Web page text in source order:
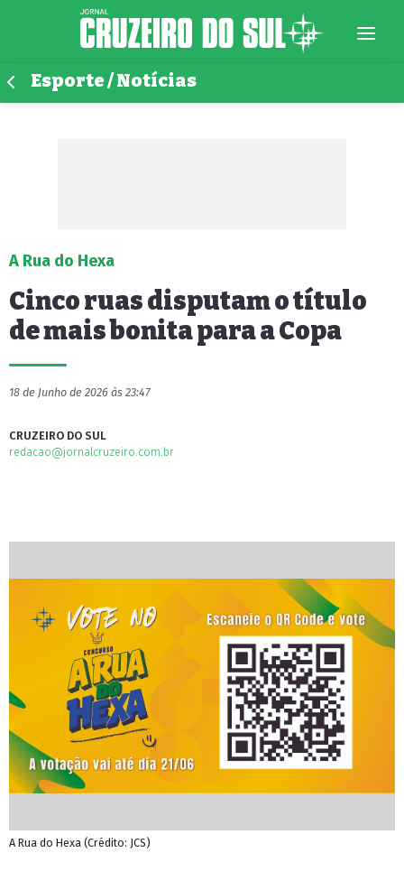
Esporte / Notícias
A Rua do Hexa
Cinco ruas disputam o título
de mais bonita para a Copa
18 de Junho de 2026 às 23:47
CRUZEIRO DO SUL
redacao@jornalcruzeiro.com.br
A Rua do Hexa (Crédito: JCS)